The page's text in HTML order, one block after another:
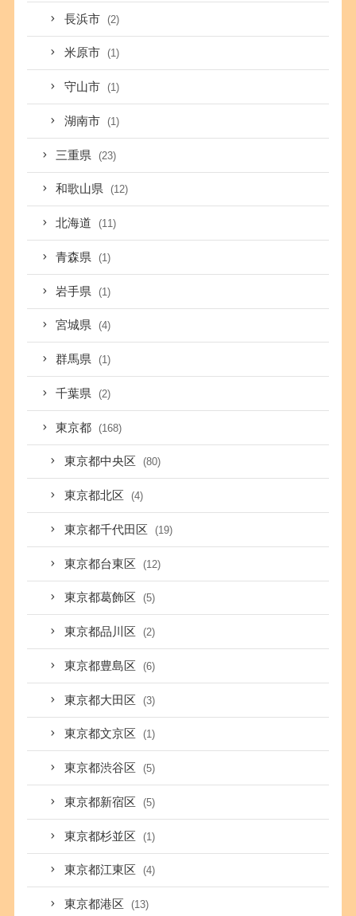
長浜市 (2)
米原市 (1)
守山市 (1)
湖南市 (1)
三重県 (23)
和歌山県 (12)
北海道 (11)
青森県 (1)
岩手県 (1)
宮城県 (4)
群馬県 (1)
千葉県 (2)
東京都 (168)
東京都中央区 (80)
東京都北区 (4)
東京都千代田区 (19)
東京都台東区 (12)
東京都葛飾区 (5)
東京都品川区 (2)
東京都豊島区 (6)
東京都大田区 (3)
東京都文京区 (1)
東京都渋谷区 (5)
東京都新宿区 (5)
東京都杉並区 (1)
東京都江東区 (4)
東京都港区 (13)